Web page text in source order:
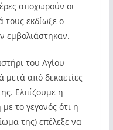
αποχωρούν οι
τους εκδίωξε ο
εμβολιάστηκαν.
του Αγίου
μετά από δεκαετίες
Ελπίζουμε η
το γεγονός ότι η
της) επέλεξε να